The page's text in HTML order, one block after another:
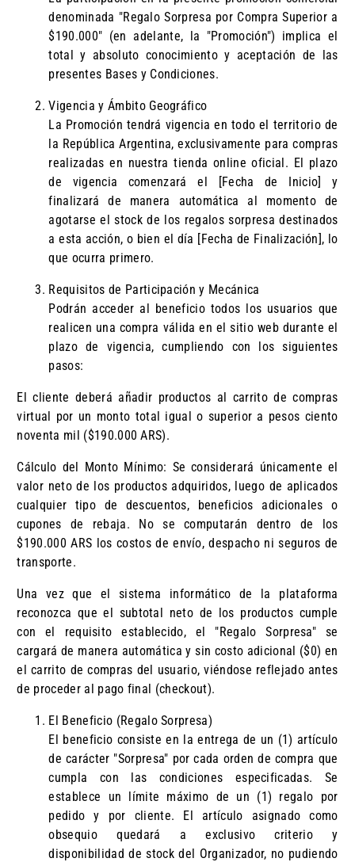
denominada "Regalo Sorpresa por Compra Superior a
$190.000" (en adelante, la "Promoción") implica el
total y absoluto conocimiento y aceptación de las
presentes Bases y Condiciones.
Vigencia y Ámbito Geográfico
La Promoción tendrá vigencia en todo el territorio de
la República Argentina, exclusivamente para compras
realizadas en nuestra tienda online oficial. El plazo
de vigencia comenzará el [Fecha de Inicio] y
finalizará de manera automática al momento de
agotarse el stock de los regalos sorpresa destinados
a esta acción, o bien el día [Fecha de Finalización], lo
que ocurra primero.
Requisitos de Participación y Mecánica
Podrán acceder al beneficio todos los usuarios que
realicen una compra válida en el sitio web durante el
plazo de vigencia, cumpliendo con los siguientes
pasos:
El cliente deberá añadir productos al carrito de compras
virtual por un monto total igual o superior a pesos ciento
noventa mil ($190.000 ARS).
Cálculo del Monto Mínimo: Se considerará únicamente el
valor neto de los productos adquiridos, luego de aplicados
cualquier tipo de descuentos, beneficios adicionales o
cupones de rebaja. No se computarán dentro de los
$190.000 ARS los costos de envío, despacho ni seguros de
transporte.
Una vez que el sistema informático de la plataforma
reconozca que el subtotal neto de los productos cumple
con el requisito establecido, el "Regalo Sorpresa" se
cargará de manera automática y sin costo adicional ($0) en
el carrito de compras del usuario, viéndose reflejado antes
de proceder al pago final (checkout).
El Beneficio (Regalo Sorpresa)
El beneficio consiste en la entrega de un (1) artículo
de carácter "Sorpresa" por cada orden de compra que
cumpla con las condiciones especificadas. Se
establece un límite máximo de un (1) regalo por
pedido y por cliente. El artículo asignado como
obsequio quedará a exclusivo criterio y
disponibilidad de stock del Organizador, no pudiendo